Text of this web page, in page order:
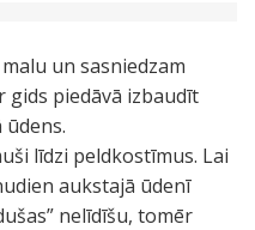
un sasniedzam
gids piedāvā izbaudīt
ūdens.
līdzi peldkostīmus. Lai
aukstajā ūdenī
nelīdīšu, tomēr